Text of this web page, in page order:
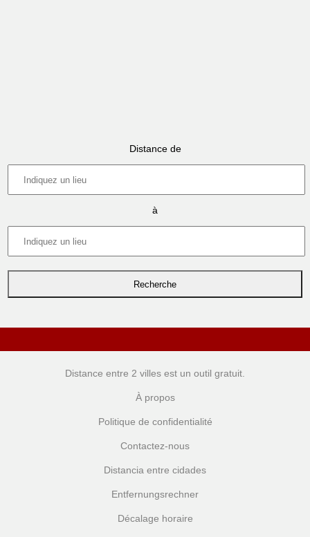
Distance de
à
Distance entre 2 villes est un outil gratuit.
À propos
Politique de confidentialité
Contactez-nous
Distancia entre cidades
Entfernungsrechner
Décalage horaire